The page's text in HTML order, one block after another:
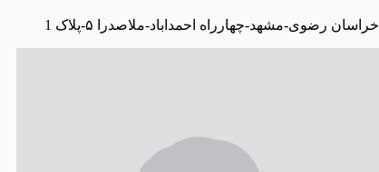
خراسان رضوی-مشهد-چهارراه احمداباد-ملاصدرا ۵-پلاک 1